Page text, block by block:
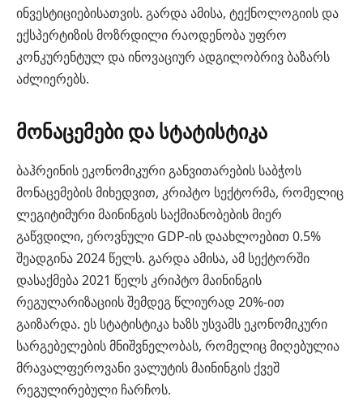
ინვესტიციებისათვის. გარდა ამისა, ტექნოლოგიის და
ექსპერტიზის მოზრდილი რაოდენობა უფრო
კონკურენტულ და ინოვაციურ ადგილობრივ ბაზარს
აძლიერებს.
მონაცემები და სტატისტიკა
ბაჰრეინის ეკონომიკური განვითარების საბჭოს
მონაცემების მიხედვით, კრიპტო სექტორმა, რომელიც
ლეგიტიმური მაინინგის საქმიანობების მიერ
გაწვდილი, ეროვნული GDP-ის დაახლოებით 0.5%
შეადგინა 2024 წელს. გარდა ამისა, ამ სექტორში
დასაქმება 2021 წელს კრიპტო მაინინგის
რეგულარიზაციის შემდეგ წლიურად 20%-ით
გაიზარდა. ეს სტატისტიკა ხაზს უსვამს ეკონომიკური
სარგებელების მნიშვნელობას, რომელიც მიღებულია
მრავალფეროვანი ვალუტის მაინინგის ქვეშ
რეგულირებული ჩარჩოს.